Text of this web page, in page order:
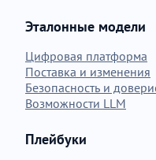
Эталонные модели
Цифровая платформа
Поставка и изменения
Безопасность и
Возможности LLM
Плейбуки